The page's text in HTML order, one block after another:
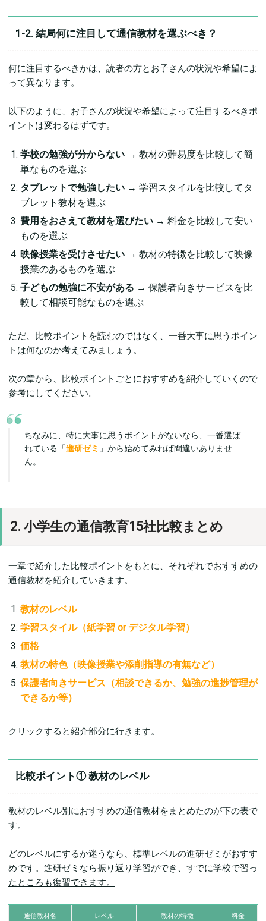
1-2. 結局何に注目して通信教材を選ぶべき？
何に注目するべきかは、読者の方とお子さんの状況や希望によ
って異なります。
以下のように、お子さんの状況や希望によって注目するべきポ
イントは変わるはずです。
学校の勉強が分からない → 教材の難易度を比較して簡
単なものを選ぶ
タブレットで勉強したい → 学習スタイルを比較してタ
ブレット教材を選ぶ
費用をおさえて教材を選びたい → 料金を比較して安い
ものを選ぶ
映像授業を受けさせたい → 教材の特徴を比較して映像
授業のあるものを選ぶ
子どもの勉強に不安がある → 保護者向きサービスを比
較して相談可能なものを選ぶ
ただ、比較ポイントを読むのではなく、一番大事に思うポイン
トは何なのか考えてみましょう。
次の章から、比較ポイントごとにおすすめを紹介していくので
参考にしてください。
ちなみに、特に大事に思うポイントがないなら、一番選ば
れている「進研ゼミ 」から始めてみれば間違いありませ
ん。
2. 小学生の通信教育15社比較まとめ
一章で紹介した比較ポイントをもとに、それぞれでおすすめの
通信教材を紹介していきます。
教材のレベル
学習スタイル（紙学習 or デジタル学習）
価格
教材の特色（映像授業や添削指導の有無など）
保護者向きサービス（相談できるか、勉強の進捗管理が
できるか等）
クリックすると紹介部分に行きます。
比較ポイント① 教材のレベル
教材のレベル別におすすめの通信教材をまとめたのが下の表で
す。
どのレベルにするか迷うなら、標準レベルの進研ゼミがおすす
めです。 進研ゼミなら振り返り学習ができ、すでに学校で習っ
たところも復習できます。
通信教材名 レベル 教材の特徴 料金